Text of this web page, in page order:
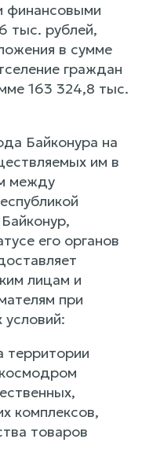
финансовыми
тыс. рублей,
в сумме
граждан
163 324,8 тыс.
Байконура на
им в
между
его органов
лицам и
при
территории
комплексов,
товаров